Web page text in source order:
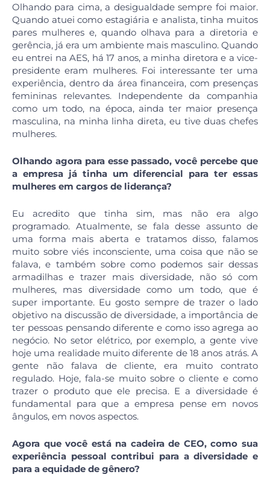
Olhando para cima, a desigualdade sempre foi maior.
Quando atuei como estagiária e analista, tinha muitos
pares mulheres e, quando olhava para a diretoria e
gerência, já era um ambiente mais masculino. Quando
eu entrei na AES, há 17 anos, a minha diretora e a vice-
presidente eram mulheres. Foi interessante ter uma
experiência, dentro da área financeira, com presenças
femininas relevantes. Independente da companhia
como um todo, na época, ainda ter maior presença
masculina, na minha linha direta, eu tive duas chefes
mulheres.
Olhando agora para esse passado, você percebe que
a empresa já tinha um diferencial para ter essas
mulheres em cargos de liderança?
Eu acredito que tinha sim, mas não era algo
programado. Atualmente, se fala desse assunto de
uma forma mais aberta e tratamos disso, falamos
muito sobre viés inconsciente, uma coisa que não se
falava, e também sobre como podemos sair dessas
armadilhas e trazer mais diversidade, não só com
mulheres, mas diversidade como um todo, que é
super importante. Eu gosto sempre de trazer o lado
objetivo na discussão de diversidade, a importância de
ter pessoas pensando diferente e como isso agrega ao
negócio. No setor elétrico, por exemplo, a gente vive
hoje uma realidade muito diferente de 18 anos atrás. A
gente não falava de cliente, era muito contrato
regulado. Hoje, fala-se muito sobre o cliente e como
trazer o produto que ele precisa. E a diversidade é
fundamental para que a empresa pense em novos
ângulos, em novos aspectos.
Agora que você está na cadeira de CEO, como sua
experiência pessoal contribui para a diversidade e
para a equidade de gênero?